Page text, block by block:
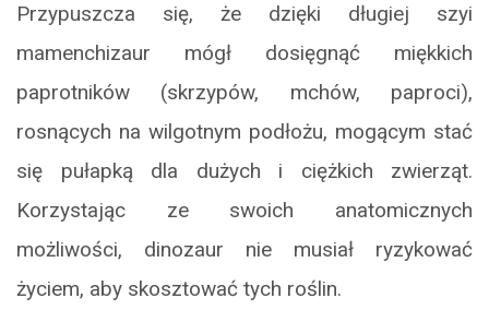
Przypuszcza się, że dzięki długiej szyi
mamenchizaur mógł dosięgnąć miękkich
paprotników (skrzypów, mchów, paproci),
rosnących na wilgotnym podłożu, mogącym stać
się pułapką dla dużych i ciężkich zwierząt.
Korzystając ze swoich anatomicznych
możliwości, dinozaur nie musiał ryzykować
życiem, aby skosztować tych roślin.